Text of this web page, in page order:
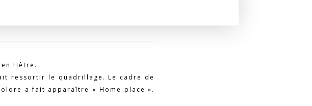
Hêtre.
ressortir le quadrillage. Le cadre de
a fait apparaître « Home place ».